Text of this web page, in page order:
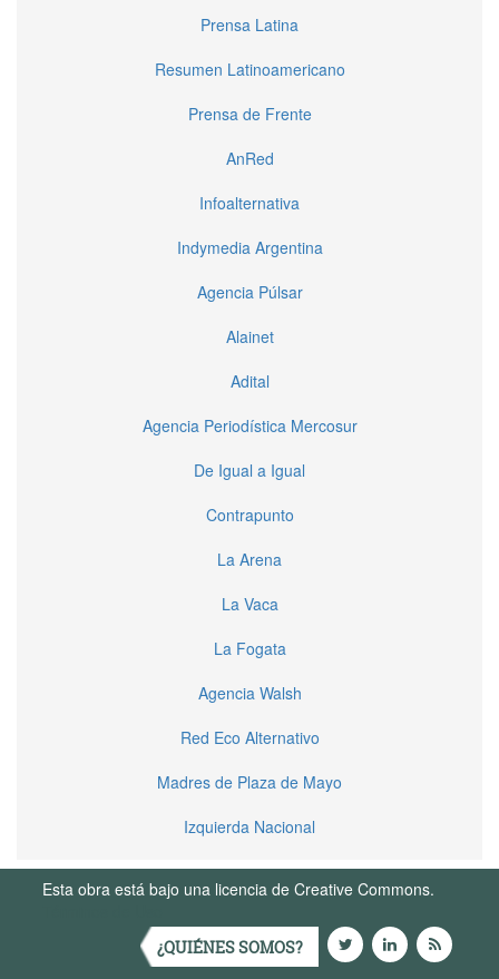
Prensa Latina
Resumen Latinoamericano
Prensa de Frente
AnRed
Infoalternativa
Indymedia Argentina
Agencia Púlsar
Alainet
Adital
Agencia Periodística Mercosur
De Igual a Igual
Contrapunto
La Arena
La Vaca
La Fogata
Agencia Walsh
Red Eco Alternativo
Madres de Plaza de Mayo
Izquierda Nacional
Esta obra está bajo una licencia de Creative Commons.
¿QUIÉNES SOMOS?